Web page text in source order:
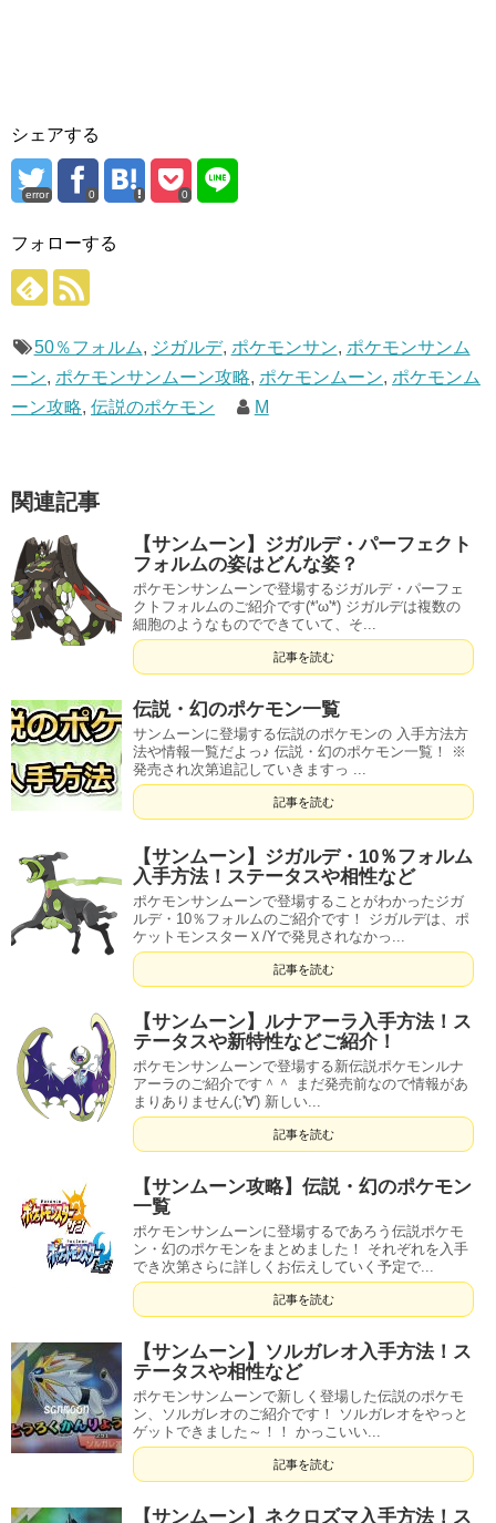
シェアする
error 0 0
フォローする
50％フォルム, ジガルデ, ポケモンサン, ポケモンサンム
ーン, ポケモンサンムーン攻略, ポケモンムーン, ポケモンム
ーン攻略, 伝説のポケモン M
関連記事
【サンムーン】ジガルデ・パーフェクト
フォルムの姿はどんな姿？
ポケモンサンムーンで登場するジガルデ・パーフェ
クトフォルムのご紹介です(*'ω'*) ジガルデは複数の
細胞のようなものでできていて、そ...
記事を読む
伝説・幻のポケモン一覧
サンムーンに登場する伝説のポケモンの 入手方法方
法や情報一覧だよっ♪ 伝説・幻のポケモン一覧！ ※
発売され次第追記していきますっ ...
記事を読む
【サンムーン】ジガルデ・10％フォルム
入手方法！ステータスや相性など
ポケモンサンムーンで登場することがわかったジガ
ルデ・10％フォルムのご紹介です！ ジガルデは、ポ
ケットモンスターＸ/Yで発見されなかっ...
記事を読む
【サンムーン】ルナアーラ入手方法！ス
テータスや新特性などご紹介！
ポケモンサンムーンで登場する新伝説ポケモンルナ
アーラのご紹介です＾＾ まだ発売前なので情報があ
まりありません(;'∀') 新しい...
記事を読む
【サンムーン攻略】伝説・幻のポケモン
一覧
ポケモンサンムーンに登場するであろう伝説ポケモ
ン・幻のポケモンをまとめました！ それぞれを入手
でき次第さらに詳しくお伝えしていく予定で...
記事を読む
【サンムーン】ソルガレオ入手方法！ス
テータスや相性など
ポケモンサンムーンで新しく登場した伝説のポケモ
ン、ソルガレオのご紹介です！ ソルガレオをやっと
ゲットできました～！！ かっこいい...
記事を読む
【サンムーン】ネクロズマ入手方法！ス